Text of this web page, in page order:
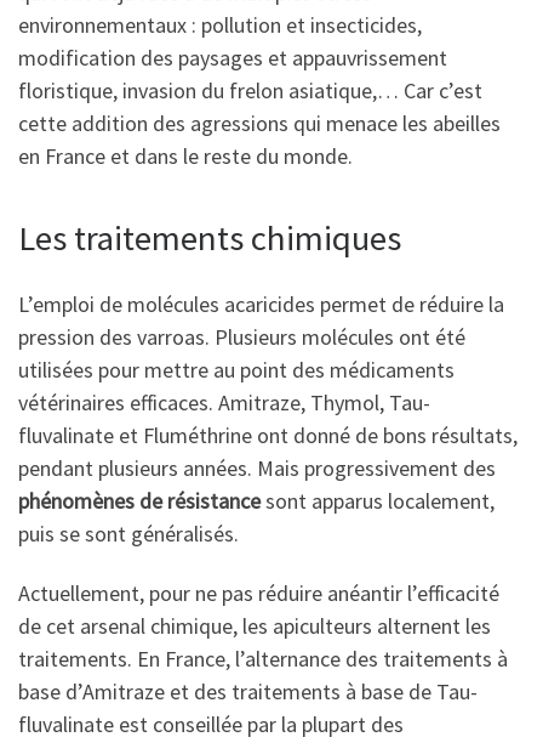
environnementaux : pollution et insecticides,
modification des paysages et appauvrissement
floristique, invasion du frelon asiatique,… Car c’est
cette addition des agressions qui menace les abeilles
en France et dans le reste du monde.
Les traitements chimiques
L’emploi de molécules acaricides permet de réduire la
pression des varroas. Plusieurs molécules ont été
utilisées pour mettre au point des médicaments
vétérinaires efficaces. Amitraze, Thymol, Tau-
fluvalinate et Fluméthrine ont donné de bons résultats,
pendant plusieurs années. Mais progressivement des
phénomènes de résistancesont apparus localement,
puis se sont généralisés.
Actuellement, pour ne pas réduire anéantir l’efficacité
de cet arsenal chimique, les apiculteurs alternent les
traitements. En France, l’alternance des traitements à
base d’Amitraze et des traitements à base de Tau-
fluvalinate est conseillée par la plupart des